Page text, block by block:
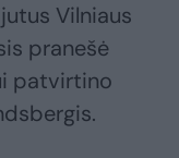
Vilniaus
pranešė
patvirtino